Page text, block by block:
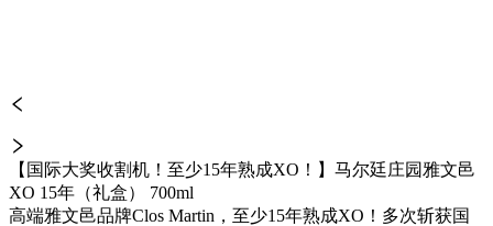
【国际大奖收割机！至少15年熟成XO！】马尔廷庄园雅文邑
XO 15年（礼盒） 700ml
高端雅文邑品牌Clos Martin，至少15年熟成XO！多次斩获国